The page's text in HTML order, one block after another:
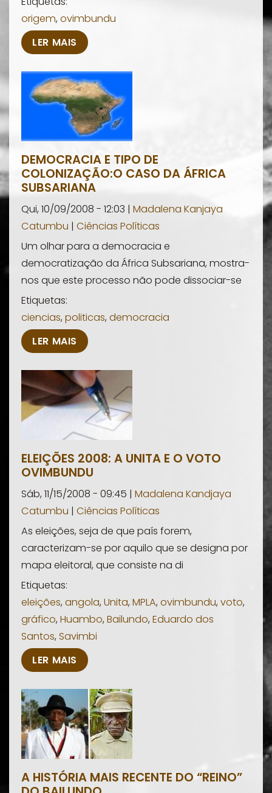
origem,ovimbundu
LER MAIS
DEMOCRACIA E TIPO DE
COLONIZAÇÃO:O CASO DA ÁFRICA
SUBSARIANA
Qui, 10/09/2008 - 12:03 | Madalena Kanjaya
Catumbu | Ciências Políticas
Um olhar para a democracia e
democratização da África Subsariana, mostra-
nos que este processo não pode dissociar-se
Etiquetas:
ciencias,politicas,democracia
LER MAIS
ELEIÇÕES 2008: A UNITA E O VOTO
OVIMBUNDU
Sáb, 11/15/2008 - 09:45 | Madalena Kandjaya
Catumbu | Ciências Políticas
As eleições, seja de que país forem,
caracterizam-se por aquilo que se designa por
mapa eleitoral, que consiste na di
Etiquetas:
eleições,angola,Unita,MPLA,ovimbundu,voto,
gráfico,Huambo,Bailundo,Eduardo dos
Santos,Savimbi
LER MAIS
A HISTÓRIA MAIS RECENTE DO “REINO”